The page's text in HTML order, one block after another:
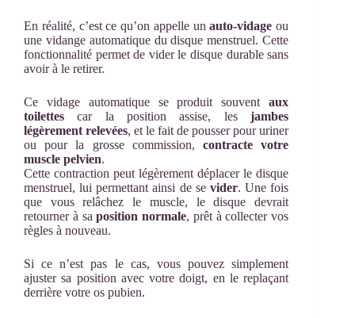
En réalité, c’est ce qu’on appelle unauto-vidage ou
une vidange automatique du disque menstruel. Cette
fonctionnalité permet de vider le disque durable sans
avoir à le retirer.
Ce vidage automatique se produit souventaux
toilettes car la position assise, lesjambes
légèrement relevées, et le fait de pousser pour uriner
ou pour la grosse commission,contracte votre
muscle pelvien.
Cette contraction peut légèrement déplacer le disque
menstruel, lui permettant ainsi de se vider. Une fois
que vous relâchez le muscle, le disque devrait
retourner à saposition normale, prêt à collecter vos
règles à nouveau.
Si ce n’est pas le cas, vous pouvez simplement
ajuster sa position avec votre doigt, en le replaçant
derrière votre os pubien.